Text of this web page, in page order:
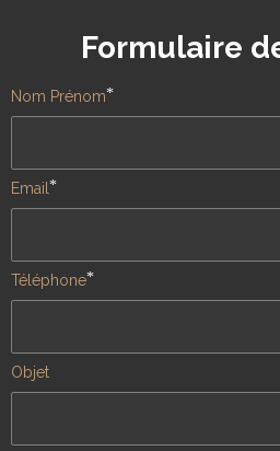
Formulaire
Nom Prénom*
Email*
Téléphone*
Objet